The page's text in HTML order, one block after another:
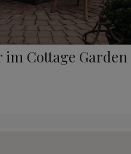
Cottage Garden